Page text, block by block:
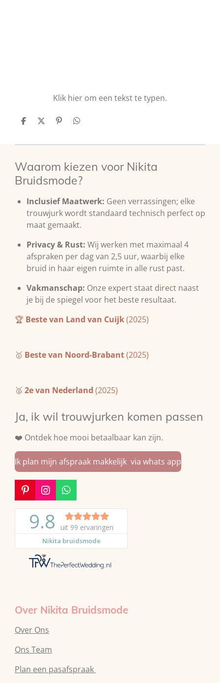
Klik hier om een tekst te typen.
D
e
D
l
P
n
n
D
e
Waarom kiezen voor Nikita
Bruidsmode?
Inclusief Maatwerk: Geen verrassingen; elke
trouwjurk wordt standaard technisch perfect op
maat gemaakt.
Privacy & Rust: Wij werken met maximaal 4
afspraken per dag van 2,5 uur, waarbij elke
bruid in haar eigen ruimte in alle rust past.
Vakmanschap: Onze expert staat direct naast
je bij de spiegel voor het beste resultaat.
🏆 Beste van Land van Cuijk(2025)
🥇 Beste van Noord-Brabant(2025)
🥈 2e van Nederland (2025)
Ja, ik wil trouwjurken komen passen
❤️ Ontdek hoe mooi betaalbaar kan zijn.
Ik plan mijn afspraak makkelijk via whats app
P
i
n
e
e
I
n
s
t
a
g
r
a
m
W
h
a
t
s
A
p
Over Nikita Bruidsmode
Over Ons
Ons Team
Plan een pasafspraak